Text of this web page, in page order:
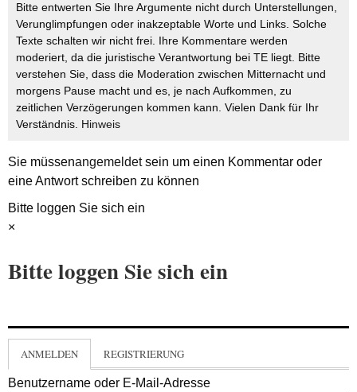
Bitte entwerten Sie Ihre Argumente nicht durch Unterstellungen,
Verunglimpfungen oder inakzeptable Worte und Links. Solche
Texte schalten wir nicht frei. Ihre Kommentare werden
moderiert, da die juristische Verantwortung bei TE liegt. Bitte
verstehen Sie, dass die Moderation zwischen Mitternacht und
morgens Pause macht und es, je nach Aufkommen, zu
zeitlichen Verzögerungen kommen kann. Vielen Dank für Ihr
Verständnis. Hinweis
Sie müssenangemeldetsein um einen Kommentar oder
eine Antwort schreiben zu können
Bitte loggen Sie sich ein
×
Bitte loggen Sie sich ein
ANMELDEN REGISTRIERUNG
Benutzername oder E-Mail-Adresse